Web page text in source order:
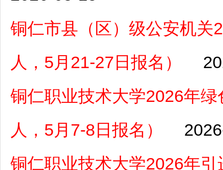
铜仁市县（区）级公安机关
人，5月21-27日报名）
铜仁职业技术大学2026年
人，5月7-8日报名）
铜仁职业技术大学2026年